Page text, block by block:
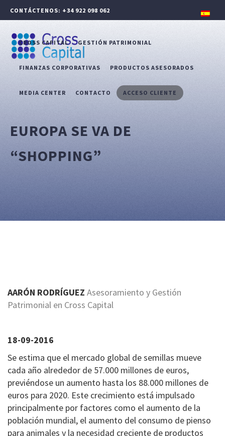
CONTÁCTENOS: +34 922 098 062
CROSS CAPITAL GESTIÓN PATRIMONIAL
FINANZAS CORPORATIVAS PRODUCTOS ASESORADOS
MEDIA CENTER CONTACTO ACCESO CLIENTE
EUROPA SE VA DE
“SHOPPING”
AARÓN RODRÍGUEZ Asesoramiento y Gestión
Patrimonial en Cross Capital
18-09-2016
Se estima que el mercado global de semillas mueve
cada año alrededor de 57.000 millones de euros,
previéndose un aumento hasta los 88.000 millones de
euros para 2020. Este crecimiento está impulsado
principalmente por factores como el aumento de la
población mundial, el aumento del consumo de pienso
para animales y la necesidad creciente de productos